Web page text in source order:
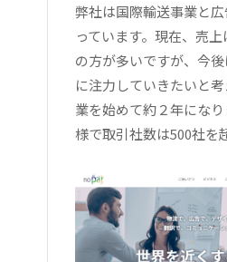
弊社は国際輸送事業と
っています。現在、売
の方が多いですが、今
に注力していきたいと
業を始めて約２年にな
様で取引社数は500社を